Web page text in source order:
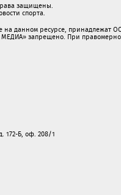
защищены.
спорта.
на данном ресурсе, принадлежат
запрещено. При
172-Б, оф. 208/1